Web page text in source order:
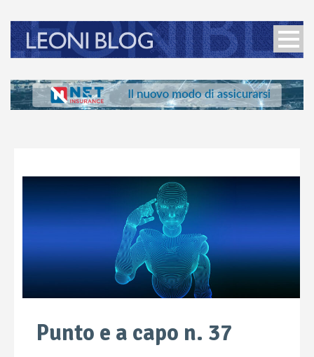
Punto e a capo n. 37